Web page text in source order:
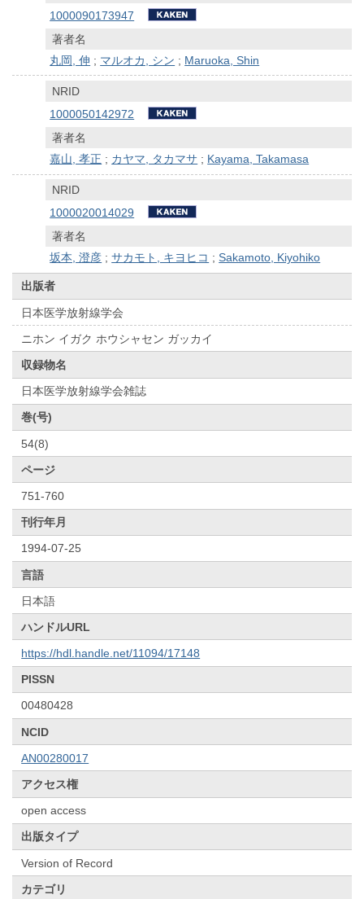
1000090173947
著者名
丸岡, 伸 ; マルオカ, シン ; Maruoka, Shin
NRID
1000050142972
著者名
嘉山, 孝正 ; カヤマ, タカマサ ; Kayama, Takamasa
NRID
1000020014029
著者名
坂本, 澄彦 ;サカモト, キヨヒコ ;Sakamoto, Kiyohiko
出版者
日本医学放射線学会
ニホン イガク ホウシャセン ガッカイ
収録物名
日本医学放射線学会雑誌
巻(号)
54(8)
ページ
751-760
刊行年月
1994-07-25
言語
日本語
ハンドルURL
https://hdl.handle.net/11094/17148
PISSN
00480428
NCID
AN00280017
アクセス権
open access
出版タイプ
Version of Record
カテゴリ